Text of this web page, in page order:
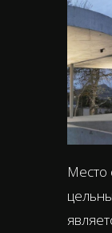
Место